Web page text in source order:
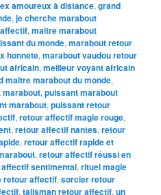
amoureux à distance,grand
,je cherche marabout
,maitre marabout
du monde,marabout retour
honnete,marabout vaudou retour
africain,meilleur voyant africain
maitre marabout du monde,
marabout,puissant marabout
marabout,puissant retour
,retour affectif magie rouge,
,retour affectif nantes,retour
,retour affectif rapide et
,retour affectif réussi en
sentimental,rituel magie
retour affectif,sorcier retour
,talisman retour affectif,un